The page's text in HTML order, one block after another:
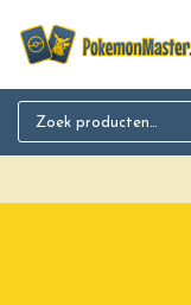
Search for: